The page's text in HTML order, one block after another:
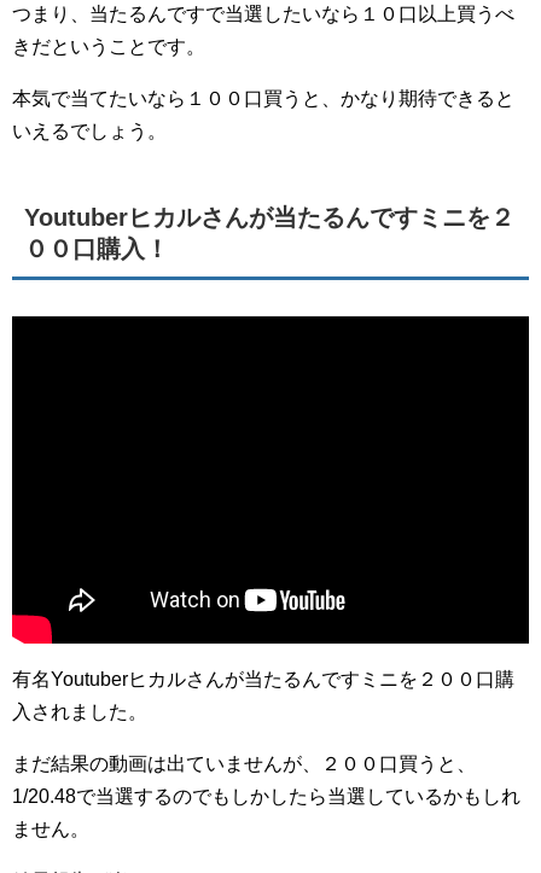
つまり、当たるんですで当選したいなら１０口以上買うべ
きだということです。
本気で当てたいなら１００口買うと、かなり期待できると
いえるでしょう。
Youtuberヒカルさんが当たるんですミニを２
００口購入！
有名Youtuberヒカルさんが当たるんですミニを２００口購
入されました。
まだ結果の動画は出ていませんが、２００口買うと、
1/20.48で当選するのでもしかしたら当選しているかもしれ
ません。